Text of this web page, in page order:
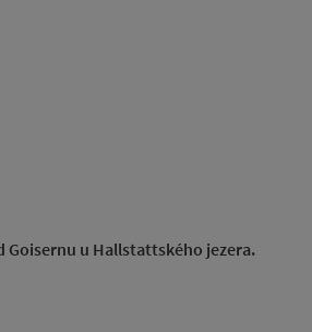
u Hallstattského jezera.